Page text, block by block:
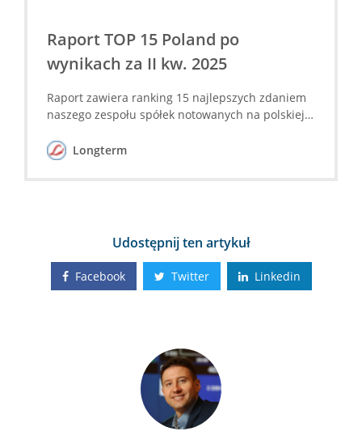
Raport TOP 15 Poland po
wynikach za II kw. 2025
Raport zawiera ranking 15 najlepszych zdaniem
naszego zespołu spółek notowanych na polskiej
Longterm
Udostępnij ten artykuł
Facebook Twitter Linkedin